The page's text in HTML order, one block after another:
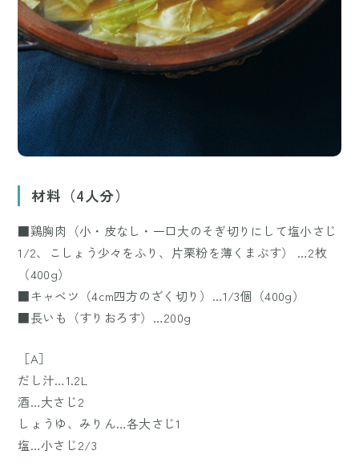
材料（4人分）
■鶏胸肉（小・皮なし・一口大のそぎ切りにして塩小さじ
1/2、こしょう少々をふり、片栗粉を薄くまぶす） …2枚
（400g）
■キャベツ（4cm四方のざく切り）…1/3個（400g）
■長いも（すりおろす）…200g
［A］
だし汁…1.2L
酒…大さじ2
しょうゆ、みりん…各大さじ1
塩…小さじ2/3